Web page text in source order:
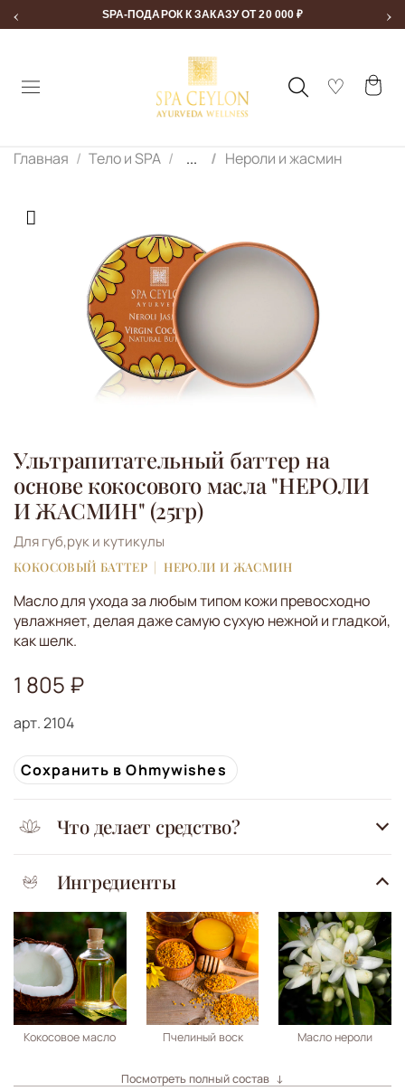
‹ SPA-ПОДАРОК К ЗАКАЗУ ОТ 20 000 ₽ ›
Главная Тело и SPA ... Нероли и жасмин
арт.2104
Ультрапитательный баттер на
основе кокосового масла "НЕРОЛИ
И ЖАСМИН" (25гр)
1 805 ₽
Сохранить в Ohmywishes
Для губ,рук и кутикулы
КОКОСОВЫЙ БАТТЕР НЕРОЛИ И ЖАСМИН
Масло для ухода за любым типом кожи превосходно
увлажняет, делая даже самую сухую нежной и гладкой,
как шелк.
Что делает средство?
Ингредиенты
Кокосовое масло Пчелиный воск Масло нероли
Посмотреть полный состав